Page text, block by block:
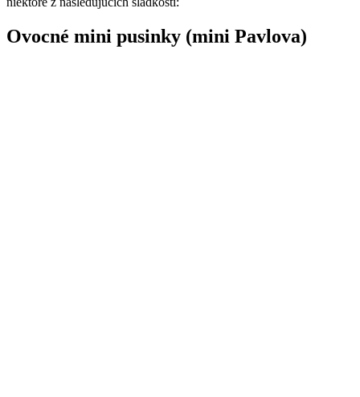
Ovocné mini pusinky (mini Pavlova)